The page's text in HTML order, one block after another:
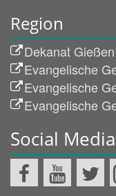
Region
Dekanat Gießen
Evangelische
Evangelische
Evangelische
Social Media